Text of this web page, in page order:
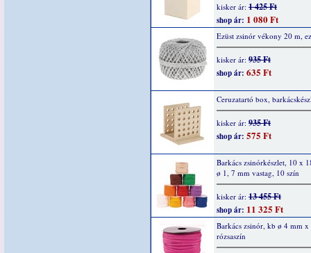
kisker ár: 1 425 Ft
shop ár: 1 080 Ft
Ezüst zsinór vékony 20 m,
kisker ár: 935 Ft
shop ár: 635 Ft
Ceruzatartó box,
kisker ár: 935 Ft
shop ár: 575 Ft
Barkács zsinórkészlet, 10 x
ø 1, 7 mm vastag, 10 szín
kisker ár: 13 455 Ft
shop ár: 11 325 Ft
Barkács zsinór, kb ø 4 mm
rózsaszín